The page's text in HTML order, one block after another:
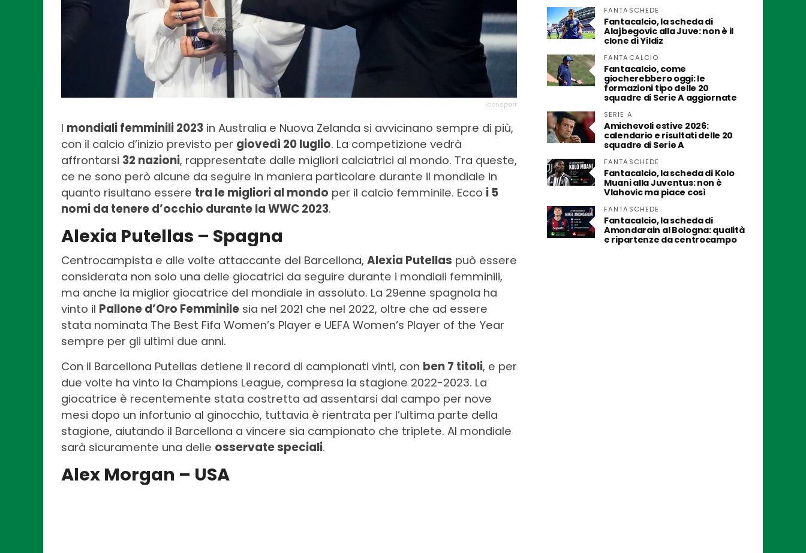
Iconsport
I mondiali femminili 2023 in Australia e Nuova Zelanda si avvicinano sempre di più,
con il calcio d’inizio previsto per giovedì 20 luglio. La competizione vedrà
affrontarsi 32 nazioni, rappresentate dalle migliori calciatrici al mondo. Tra queste,
ce ne sono però alcune da seguire in maniera particolare durante il mondiale in
quanto risultano essere tra le migliori al mondo per il calcio femminile. Ecco i 5
nomi da tenere d’occhio durante la WWC 2023.
Alexia Putellas – Spagna
Centrocampista e alle volte attaccante del Barcellona, Alexia Putellas può essere
considerata non solo una delle giocatrici da seguire durante i mondiali femminili,
ma anche la miglior giocatrice del mondiale in assoluto. La 29enne spagnola ha
vinto il Pallone d’Oro Femminile sia nel 2021 che nel 2022, oltre che ad essere
stata nominata The Best Fifa Women’s Player e UEFA Women’s Player of the Year
sempre per gli ultimi due anni.
Con il Barcellona Putellas detiene il record di campionati vinti, con ben 7 titoli, e per
due volte ha vinto la Champions League, compresa la stagione 2022-2023. La
giocatrice è recentemente stata costretta ad assentarsi dal campo per nove
mesi dopo un infortunio al ginocchio, tuttavia è rientrata per l’ultima parte della
stagione, aiutando il Barcellona a vincere sia campionato che triplete. Al mondiale
sarà sicuramente una delle osservate speciali.
Alex Morgan – USA
FANTASCHEDE
Fantacalcio, la scheda di
Alajbegovic alla Juve: non è il
clone di Yildiz
FANTACALCIO
Fantacalcio, come
giocherebbero oggi: le
formazioni tipo delle 20
squadre di Serie A aggiornate
SERIE A
Amichevoli estive 2026:
calendario e risultati delle 20
squadre di Serie A
FANTASCHEDE
Fantacalcio, la scheda di Kolo
Muani alla Juventus: non è
Vlahovic ma piace così
FANTASCHEDE
Fantacalcio, la scheda di
Amondarain al Bologna: qualità
e ripartenze da centrocampo